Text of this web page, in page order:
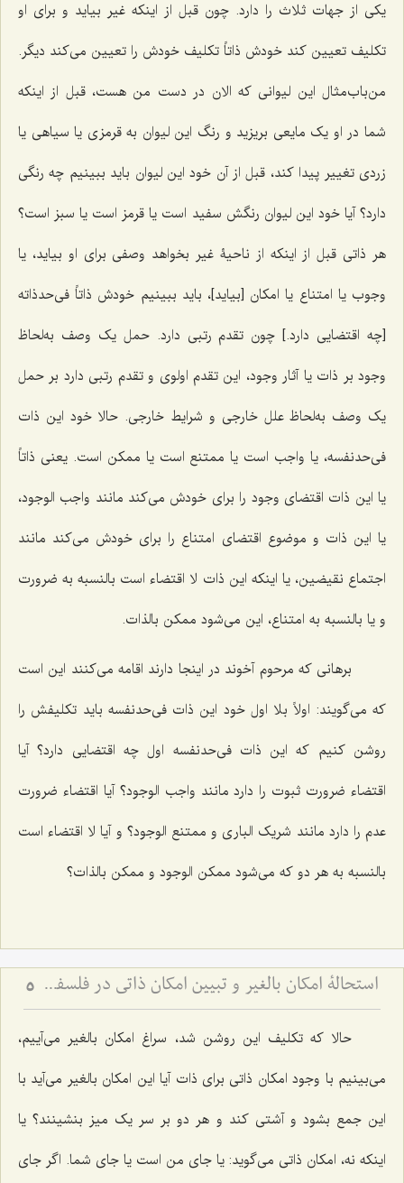
یکی از جهات ثلاث را دارد. چون قبل از اینکه غیر بیاید و برای او
تکلیف تعیین کند خودش ذاتاً تکلیف خودش را تعیین می‌کند دیگر.
من‌باب‌مثال این لیوانی که الان در دست من هست، قبل از اینکه
شما در او یک مایعی بریزید و رنگ این لیوان به قرمزی یا سیاهی یا
زردی تغییر پیدا کند، قبل از آن خود این لیوان باید ببینیم چه رنگی
دارد؟ آیا خود این لیوان رنگش سفید است یا قرمز است یا سبز است؟
هر ذاتی قبل از اینکه از ناحیۀ غیر بخواهد وصفی برای او بیاید، یا
وجوب یا امتناع یا امکان [بیاید]، باید ببینیم خودش ذاتاً فی‌حدذاته
[چه اقتضایی دارد.] چون تقدم رتبی دارد. حمل یک وصف به‌لحاظ
وجود بر ذات یا آثار وجود، این تقدم اولوی و تقدم رتبی دارد بر حمل
یک وصف به‌لحاظ علل خارجی و شرایط خارجی. حالا خود این ذات
فی‌حدنفسه، یا واجب است یا ممتنع است یا ممکن است. یعنی ذاتاً
یا این ذات اقتضای وجود را برای خودش می‌کند مانند واجب الوجود،
یا این ذات و موضوع اقتضای امتناع را برای خودش می‌کند مانند
اجتماع نقیضین، یا اینکه این ذات لا اقتضاء است بالنسبه به ضرورت
و یا بالنسبه به امتناع، این می‌شود ممکن بالذات.
برهانی که مرحوم آخوند در اینجا دارند اقامه می‌کنند این است
که می‌گویند: اولاً بلا اول خود این ذات فی‌حدنفسه باید تکلیفش را
روشن کنیم که این ذات فی‌حدنفسه اول چه اقتضایی دارد؟ آیا
اقتضاء ضرورت ثبوت را دارد مانند واجب الوجود؟ آیا اقتضاء ضرورت
عدم را دارد مانند شریک الباری و ممتنع الوجود؟ و آیا لا اقتضاء است
بالنسبه به هر دو که می‌شود ممکن الوجود و ممکن بالذات؟
استحالۀ امکان بالغیر و تبیین امکان ذاتی در فلسفه اسلامی - بررسی نسبت امکان، وجوب و امتناع از دیدگاه آخوند 5
حالا که تکلیف این روشن شد، سراغ امکان بالغیر می‌آییم،
می‌بینیم با وجود امکان ذاتی برای ذات آیا این امکان بالغیر می‌آید با
این جمع بشود و آشتی کند و هر دو بر سر یک میز بنشینند؟ یا
اینکه نه، امکان ذاتی می‌گوید: یا جای من است یا جای شما. اگر جای